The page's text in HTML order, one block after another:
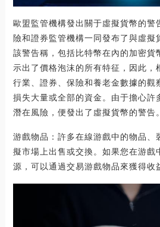
歐盟監管機構發出關于虛擬貨幣的警
險和證券監管機構一同發布了與虛擬
該警告稱，包括比特幣在內的加密貨
示出了價格泡沫的所有特征，因此，
行業、證券、保險和養老金數據的觀
損失大量或全部的資金。由于擔心許
潛在風險，便發出了虛擬貨幣的警
游戲物品：許多在線游戲中的物品、
擬市場上出售或交換。如果您在游戲
源，可以通過交易游戲物品來獲得收